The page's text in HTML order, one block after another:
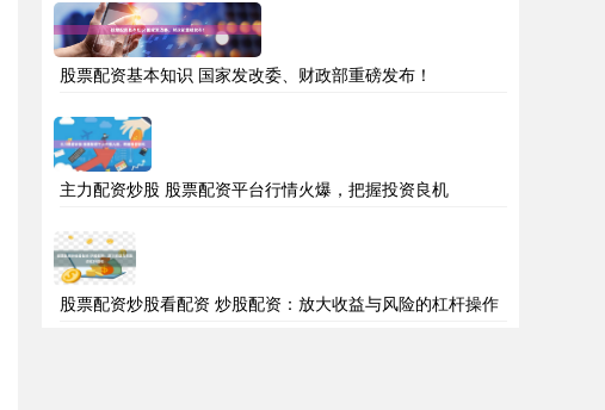
股票配资基本知识 国家发改委、财政部重磅发布！
主力配资炒股 股票配资平台行情火爆，把握投资良机
股票配资炒股看配资 炒股配资：放大收益与风险的杠杆操作